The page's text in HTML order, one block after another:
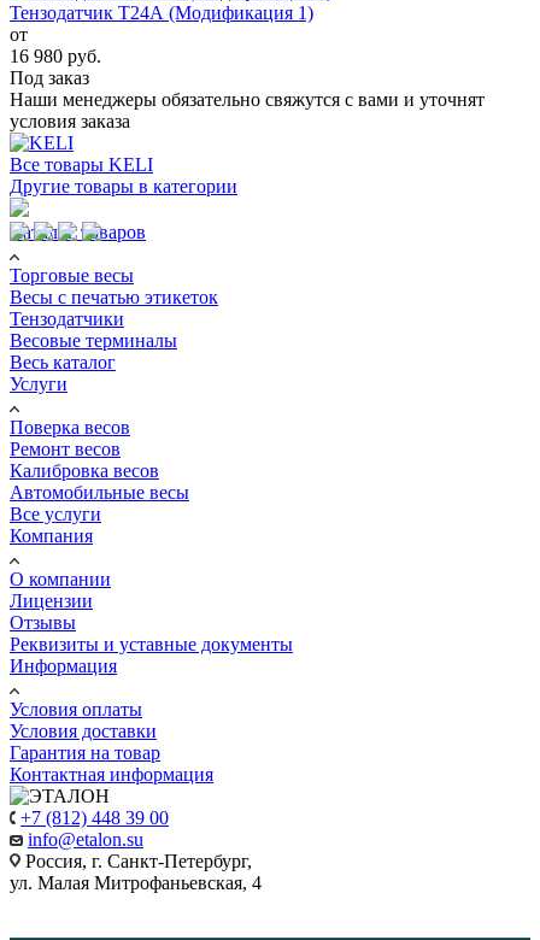
Тензодатчик Т24А (Модификация 1)
от
16 980 руб.
Под заказ
Наши менеджеры обязательно свяжутся с вами и уточнят
условия заказа
Все товары KELI
Другие товары в категории
Каталог товаров
Торговые весы
Весы с печатью этикеток
Тензодатчики
Весовые терминалы
Весь каталог
Услуги
Поверка весов
Ремонт весов
Калибровка весов
Автомобильные весы
Все услуги
Компания
О компании
Лицензии
Отзывы
Реквизиты и уставные документы
Информация
Условия оплаты
Условия доставки
Гарантия на товар
Контактная информация
+7 (812) 448 39 00
info@etalon.su
Россия, г. Санкт-Петербург,
ул. Малая Митрофаньевская, 4